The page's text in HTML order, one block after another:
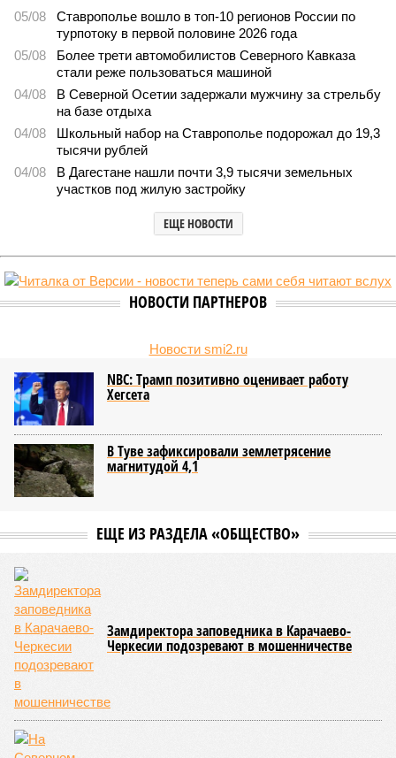
05/08
Ставрополье вошло в топ-10 регионов России по
турпотоку в первой половине 2026 года
05/08
Более трети автомобилистов Северного Кавказа
стали реже пользоваться машиной
04/08
В Северной Осетии задержали мужчину за стрельбу
на базе отдыха
04/08
Школьный набор на Ставрополье подорожал до 19,3
тысячи рублей
04/08
В Дагестане нашли почти 3,9 тысячи земельных
участков под жилую застройку
ЕЩЕ НОВОСТИ
НОВОСТИ ПАРТНЕРОВ
Новости smi2.ru
NBC: Трамп позитивно оценивает работу
Хегсета
В Туве зафиксировали землетрясение
магнитудой 4,1
ЕЩЕ ИЗ РАЗДЕЛА «ОБЩЕСТВО»
Замдиректора заповедника в Карачаево-
Черкесии подозревают в мошенничестве